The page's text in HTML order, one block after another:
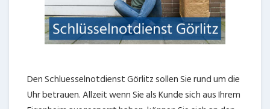
Den Schluesselnotdienst Görlitz sollen Sie rund um die
Uhr betrauen. Allzeit wenn Sie als Kunde sich aus Ihrem